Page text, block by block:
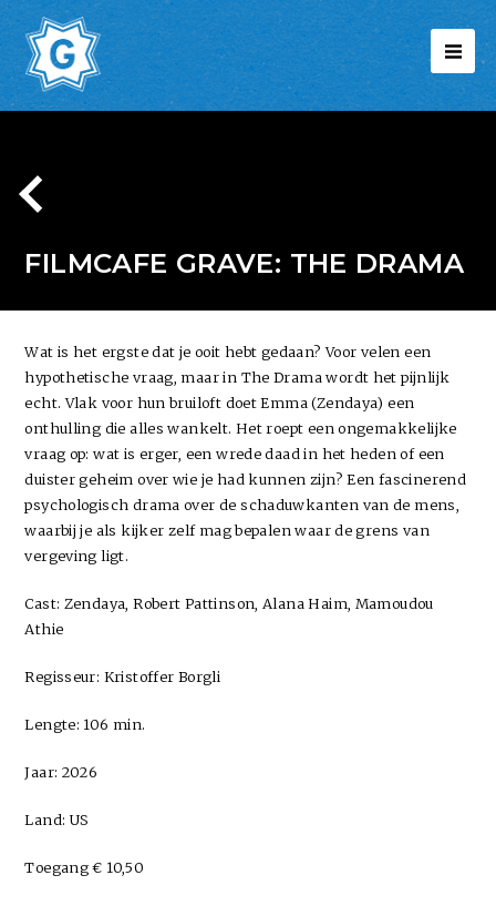
FILMCAFE GRAVE: THE DRAMA
Wat is het ergste dat je ooit hebt gedaan? Voor velen een
hypothetische vraag, maar in The Drama wordt het pijnlijk
echt. Vlak voor hun bruiloft doet Emma (Zendaya) een
onthulling die alles wankelt. Het roept een ongemakkelijke
vraag op: wat is erger, een wrede daad in het heden of een
duister geheim over wie je had kunnen zijn? Een fascinerend
psychologisch drama over de schaduwkanten van de mens,
waarbij je als kijker zelf mag bepalen waar de grens van
vergeving ligt.
Cast: Zendaya, Robert Pattinson, Alana Haim, Mamoudou
Athie
Regisseur: Kristoffer Borgli
Lengte: 106 min.
Jaar: 2026
Land: US
Toegang € 10,50